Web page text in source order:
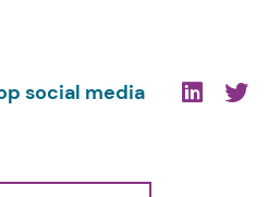
social media